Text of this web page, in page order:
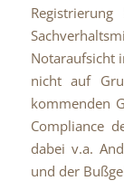
Notaraufsicht
nicht auf
kommenden
Compliance
dabei v.a.
und der